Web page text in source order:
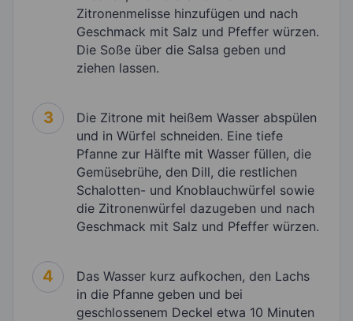
Zitronenmelisse hinzufügen und nach
Geschmack mit Salz und Pfeffer würzen.
Die Soße über die Salsa geben und
ziehen lassen.
3
Die Zitrone mit heißem Wasser abspülen
und in Würfel schneiden. Eine tiefe
Pfanne zur Hälfte mit Wasser füllen, die
Gemüsebrühe, den Dill, die restlichen
Schalotten- und Knoblauchwürfel sowie
die Zitronenwürfel dazugeben und nach
Geschmack mit Salz und Pfeffer würzen.
4
Das Wasser kurz aufkochen, den Lachs
in die Pfanne geben und bei
geschlossenem Deckel etwa 10 Minuten